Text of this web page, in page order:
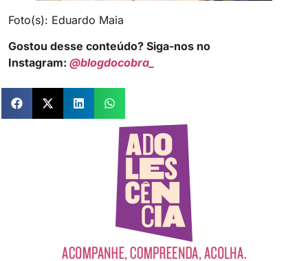
Foto(s): Eduardo Maia
Gostou desse conteúdo? Siga-nos no
Instagram: @blogdocobra_